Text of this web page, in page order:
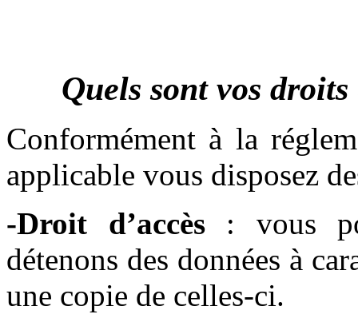
Quels sont vos
Conformément à la
applicable vous disposez
-Droit d’accès: vous
détenons des données à
une copie de celles-ci.